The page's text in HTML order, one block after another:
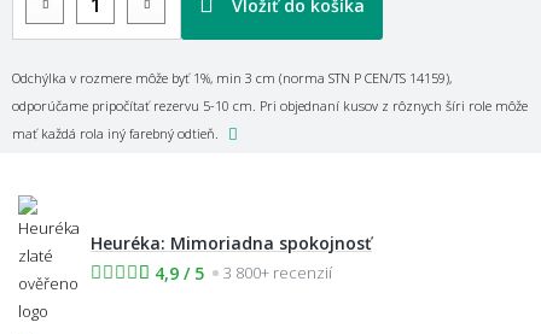
Vložiť do košíka
Odchýlka v rozmere môže byť 1%, min 3 cm (norma STN P CEN/TS 14159),
odporúčame pripočítať rezervu 5-10 cm. Pri objednaní kusov z rôznych šíri role môže
mať každá rola iný farebný odtieň.
Heuréka: Mimoriadna spokojnosť
4,9 / 5
3 800+ recenzií